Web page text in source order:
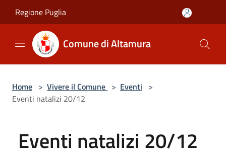
Regione Puglia
Comune di Altamura
Home > Vivere il Comune > Eventi >
Eventi natalizi 20/12
Eventi natalizi 20/12